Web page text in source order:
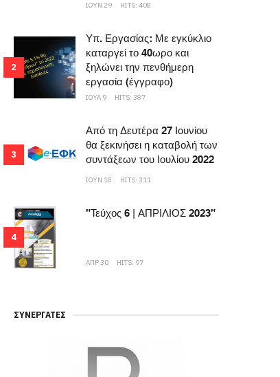
ΙΟΥΝ 29 HITS: 408
2
Υπ. Εργασίας: Με εγκύκλιο
καταργεί το 40ωρο και
ξηλώνει την πενθήμερη
εργασία (έγγραφο)
ΙΟΥΛ 9 HITS: 387
3
Από τη Δευτέρα 27 Ιουνίου
θα ξεκινήσει η καταβολή των
συντάξεων του Ιουλίου 2022
ΙΟΥΝ 18 HITS: 311
4
"Τεύχος 6 | ΑΠΡΙΛΙΟΣ 2023"
ΑΠΡ 30 HITS: 97
ΣΥΝΕΡΓΆΤΕΣ